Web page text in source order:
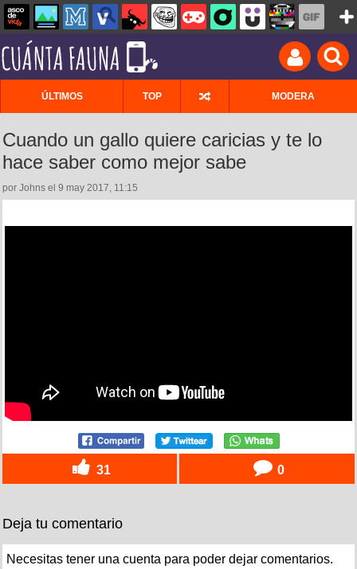
ÚLTIMOS TOP MODERA
Cuando un gallo quiere caricias y te lo
hace saber como mejor sabe
por Johns el 9 may 2017, 11:15
31 0
Deja tu comentario
Necesitas tener una cuenta para poder dejar comentarios.